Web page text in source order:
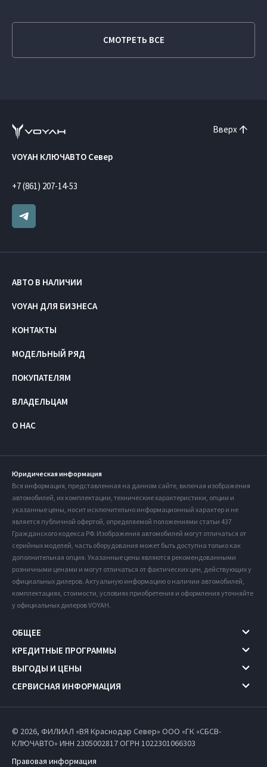
СМОТРЕТЬ ВСЕ
Вверх
VOYAH КЛЮЧАВТО Север
+7 (861) 207-14-53
АВТО В НАЛИЧИИ
VOYAH ДЛЯ БИЗНЕСА
КОНТАКТЫ
МОДЕЛЬНЫЙ РЯД
ПОКУПАТЕЛЯМ
ВЛАДЕЛЬЦАМ
О НАС
Юридическая информация
Вся информация, представленная на данном сайте, включая изображения
автомобилей, их комплектации, технические характеристики, опции и
указанные цены, носит исключительно информационный характер и не
является публичной офертой, определяемой положениями статьи 437
Гражданского кодекса РФ. Изображения автомобилей могут отличаться от
серийных моделей, часть оборудования может быть доступна только как
дополнительная опция. Указанные цены являются рекомендованными
розничными ценами и могут отличаться от фактических цен, действующих у
официальных дилеров. Актуальную информацию о наличии автомобилей,
комплектациях, стоимости, условиях приобретения и оформления уточняйте
у официальных дилеров VOYAH.
ОБЩЕЕ
КРЕДИТНЫЕ ПРОГРАММЫ
ВЫГОДЫ И ЦЕНЫ
СЕРВИСНАЯ ИНФОРМАЦИЯ
© 2026, ФИЛИАЛ «ВЯ Краснодар Север» ООО «ГК «СБСВ-
КЛЮЧАВТО» ИНН 2305002817ОГРН 1022301066303
Правовая информация